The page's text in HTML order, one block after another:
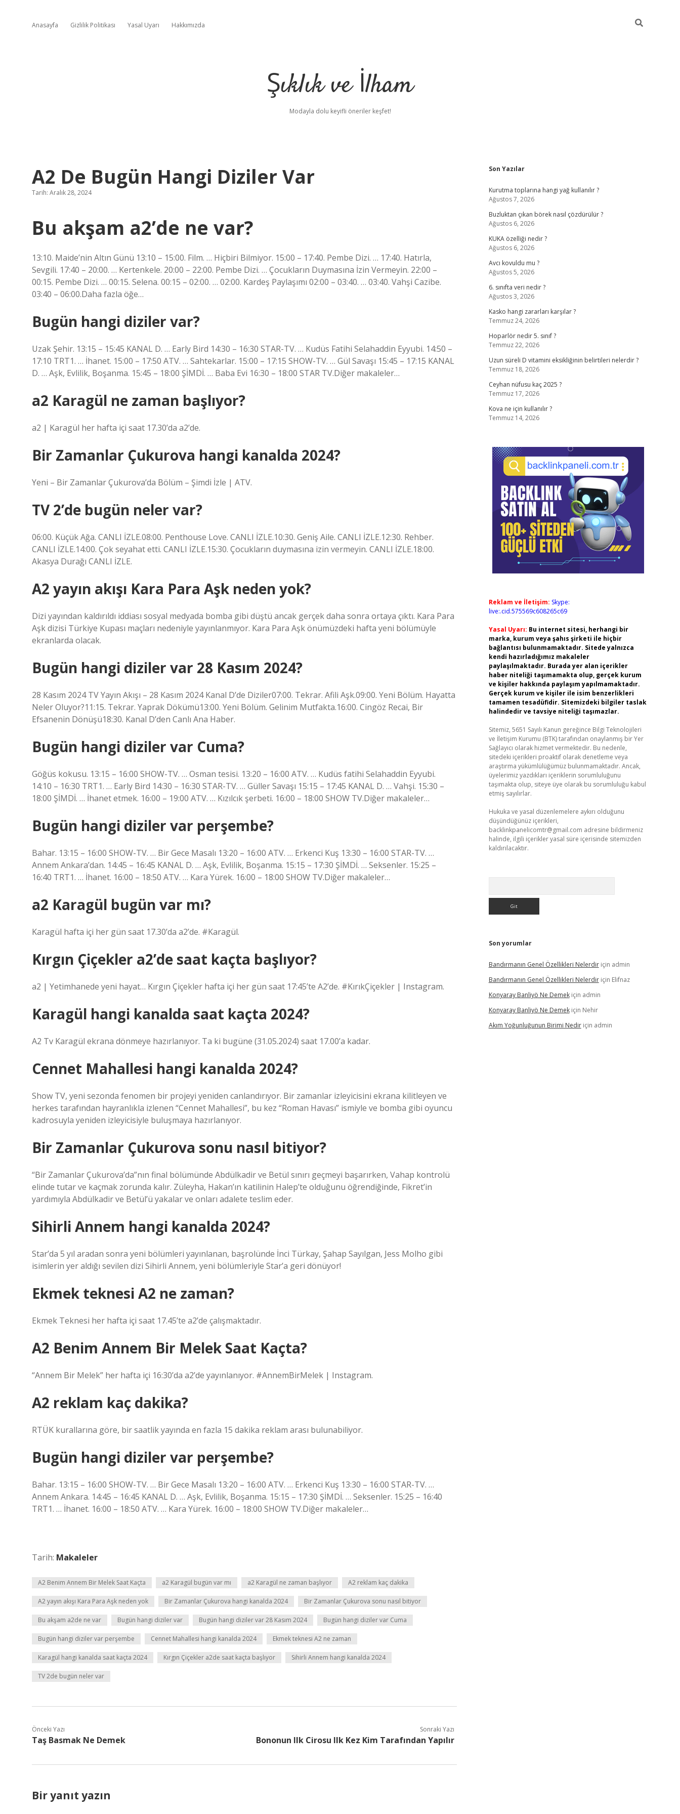
Anasayfa Gizlilik Politikası Yasal Uyarı Hakkımızda
Şıklık ve İlham
Modayla dolu keyifli öneriler keşfet!
A2 De Bugün Hangi Diziler Var
Tarih: Aralık 28, 2024
Bu akşam a2’de ne var?
13:10. Maide’nin Altın Günü 13:10 – 15:00. Film. … Hiçbiri Bilmiyor. 15:00 – 17:40. Pembe Dizi. … 17:40. Hatırla,
Sevgili. 17:40 – 20:00. … Kertenkele. 20:00 – 22:00. Pembe Dizi. … Çocukların Duymasına İzin Vermeyin. 22:00 –
00:15. Pembe Dizi. … 00:15. Selena. 00:15 – 02:00. … 02:00. Kardeş Paylaşımı 02:00 – 03:40. … 03:40. Vahşi Cazibe.
03:40 – 06:00.Daha fazla öğe…
Bugün hangi diziler var?
Uzak Şehir. 13:15 – 15:45 KANAL D. … Early Bird 14:30 – 16:30 STAR-TV. … Kudüs Fatihi Selahaddin Eyyubi. 14:50 –
17:10 TRT1. … İhanet. 15:00 – 17:50 ATV. … Sahtekarlar. 15:00 – 17:15 SHOW-TV. … Gül Savaşı 15:45 – 17:15 KANAL
D. … Aşk, Evlilik, Boşanma. 15:45 – 18:00 ŞİMDİ. … Baba Evi 16:30 – 18:00 STAR TV.Diğer makaleler…
a2 Karagül ne zaman başlıyor?
a2 | Karagül her hafta içi saat 17.30’da a2’de.
Bir Zamanlar Çukurova hangi kanalda 2024?
Yeni – Bir Zamanlar Çukurova’da Bölüm – Şimdi İzle | ATV.
TV 2’de bugün neler var?
06:00. Küçük Ağa. CANLI İZLE.08:00. Penthouse Love. CANLI İZLE.10:30. Geniş Aile. CANLI İZLE.12:30. Rehber.
CANLI İZLE.14:00. Çok seyahat etti. CANLI İZLE.15:30. Çocukların duymasına izin vermeyin. CANLI İZLE.18:00.
Akasya Durağı CANLI İZLE.
A2 yayın akışı Kara Para Aşk neden yok?
Dizi yayından kaldırıldı iddiası sosyal medyada bomba gibi düştü ancak gerçek daha sonra ortaya çıktı. Kara Para
Aşk dizisi Türkiye Kupası maçları nedeniyle yayınlanmıyor. Kara Para Aşk önümüzdeki hafta yeni bölümüyle
ekranlarda olacak.
Bugün hangi diziler var 28 Kasım 2024?
28 Kasım 2024 TV Yayın Akışı – 28 Kasım 2024 Kanal D’de Diziler07:00. Tekrar. Afili Aşk.09:00. Yeni Bölüm. Hayatta
Neler Oluyor?11:15. Tekrar. Yaprak Dökümü13:00. Yeni Bölüm. Gelinim Mutfakta.16:00. Cingöz Recai, Bir
Efsanenin Dönüşü18:30. Kanal D’den Canlı Ana Haber.
Bugün hangi diziler var Cuma?
Göğüs kokusu. 13:15 – 16:00 SHOW-TV. … Osman tesisi. 13:20 – 16:00 ATV. … Kudüs fatihi Selahaddin Eyyubi.
14:10 – 16:30 TRT1. … Early Bird 14:30 – 16:30 STAR-TV. … Güller Savaşı 15:15 – 17:45 KANAL D. … Vahşi. 15:30 –
18:00 ŞİMDİ. … İhanet etmek. 16:00 – 19:00 ATV. … Kızılcık şerbeti. 16:00 – 18:00 SHOW TV.Diğer makaleler…
Bugün hangi diziler var perşembe?
Bahar. 13:15 – 16:00 SHOW-TV. … Bir Gece Masalı 13:20 – 16:00 ATV. … Erkenci Kuş 13:30 – 16:00 STAR-TV. …
Annem Ankara’dan. 14:45 – 16:45 KANAL D. … Aşk, Evlilik, Boşanma. 15:15 – 17:30 ŞİMDİ. … Seksenler. 15:25 –
16:40 TRT1. … İhanet. 16:00 – 18:50 ATV. … Kara Yürek. 16:00 – 18:00 SHOW TV.Diğer makaleler…
a2 Karagül bugün var mı?
Karagül hafta içi her gün saat 17.30’da a2’de. #Karagül.
Kırgın Çiçekler a2’de saat kaçta başlıyor?
a2 | Yetimhanede yeni hayat… Kırgın Çiçekler hafta içi her gün saat 17:45’te A2’de. #KırıkÇiçekler | Instagram.
Karagül hangi kanalda saat kaçta 2024?
A2 Tv Karagül ekrana dönmeye hazırlanıyor. Ta ki bugüne (31.05.2024) saat 17.00’a kadar.
Cennet Mahallesi hangi kanalda 2024?
Show TV, yeni sezonda fenomen bir projeyi yeniden canlandırıyor. Bir zamanlar izleyicisini ekrana kilitleyen ve
herkes tarafından hayranlıkla izlenen “Cennet Mahallesi”, bu kez “Roman Havası” ismiyle ve bomba gibi oyuncu
kadrosuyla yeniden izleyicisiyle buluşmaya hazırlanıyor.
Bir Zamanlar Çukurova sonu nasıl bitiyor?
“Bir Zamanlar Çukurova’da”nın final bölümünde Abdülkadir ve Betül sınırı geçmeyi başarırken, Vahap kontrolü
elinde tutar ve kaçmak zorunda kalır. Züleyha, Hakan’ın katilinin Halep’te olduğunu öğrendiğinde, Fikret’in
yardımıyla Abdülkadir ve Betül’ü yakalar ve onları adalete teslim eder.
Sihirli Annem hangi kanalda 2024?
Star’da 5 yıl aradan sonra yeni bölümleri yayınlanan, başrolünde İnci Türkay, Şahap Sayılgan, Jess Molho gibi
isimlerin yer aldığı sevilen dizi Sihirli Annem, yeni bölümleriyle Star’a geri dönüyor!
Ekmek teknesi A2 ne zaman?
Ekmek Teknesi her hafta içi saat 17.45’te a2’de çalışmaktadır.
A2 Benim Annem Bir Melek Saat Kaçta?
“Annem Bir Melek” her hafta içi 16:30’da a2’de yayınlanıyor. #AnnemBirMelek | Instagram.
A2 reklam kaç dakika?
RTÜK kurallarına göre, bir saatlik yayında en fazla 15 dakika reklam arası bulunabiliyor.
Bugün hangi diziler var perşembe?
Bahar. 13:15 – 16:00 SHOW-TV. … Bir Gece Masalı 13:20 – 16:00 ATV. … Erkenci Kuş 13:30 – 16:00 STAR-TV. …
Annem Ankara. 14:45 – 16:45 KANAL D. … Aşk, Evlilik, Boşanma. 15:15 – 17:30 ŞİMDİ. … Seksenler. 15:25 – 16:40
TRT1. … İhanet. 16:00 – 18:50 ATV. … Kara Yürek. 16:00 – 18:00 SHOW TV.Diğer makaleler…
Tarih: Makaleler
A2 Benim Annem Bir Melek Saat Kaçta a2 Karagül bugün var mı a2 Karagül ne zaman başlıyor A2 reklam kaç dakika
A2 yayın akışı Kara Para Aşk neden yok Bir Zamanlar Çukurova hangi kanalda 2024 Bir Zamanlar Çukurova sonu nasıl bitiyor
Bu akşam a2de ne var Bugün hangi diziler var Bugün hangi diziler var 28 Kasım 2024 Bugün hangi diziler var Cuma
Bugün hangi diziler var perşembe Cennet Mahallesi hangi kanalda 2024 Ekmek teknesi A2 ne zaman
Karagül hangi kanalda saat kaçta 2024 Kırgın Çiçekler a2de saat kaçta başlıyor Sihirli Annem hangi kanalda 2024
TV 2de bugün neler var
Önceki Yazı
Taş Basmak Ne Demek
Sonraki Yazı
Bononun Ilk Cirosu Ilk Kez Kim Tarafından Yapılır
Bir yanıt yazın
Sidebar
Son Yazılar
Kurutma toplarına hangi yağ kullanılır ?
Ağustos 7, 2026
Buzluktan çıkan börek nasıl çözdürülür ?
Ağustos 6, 2026
KUKA özelliği nedir ?
Ağustos 6, 2026
Avcı kovuldu mu ?
Ağustos 5, 2026
6. sınıfta veri nedir ?
Ağustos 3, 2026
Kasko hangi zararları karşılar ?
Temmuz 24, 2026
Hoparlör nedir 5. sınıf ?
Temmuz 22, 2026
Uzun süreli D vitamini eksikliğinin belirtileri nelerdir ?
Temmuz 18, 2026
Ceyhan nüfusu kaç 2025 ?
Temmuz 17, 2026
Kova ne için kullanılır ?
Temmuz 14, 2026
Reklam ve İletişim: Skype:
live:.cid.575569c608265c69
Yasal Uyarı: Bu internet sitesi, herhangi bir
marka, kurum veya şahıs şirketi ile hiçbir
bağlantısı bulunmamaktadır. Sitede yalnızca
kendi hazırladığımız makaleler
paylaşılmaktadır. Burada yer alan içerikler
haber niteliği taşımamakta olup, gerçek kurum
ve kişiler hakkında paylaşım yapılmamaktadır.
Gerçek kurum ve kişiler ile isim benzerlikleri
tamamen tesadüfidir. Sitemizdeki bilgiler taslak
halindedir ve tavsiye niteliği taşımazlar.
Sitemiz, 5651 Sayılı Kanun gereğince Bilgi Teknolojileri
ve İletişim Kurumu (BTK) tarafından onaylanmış bir Yer
Sağlayıcı olarak hizmet vermektedir. Bu nedenle,
sitedeki içerikleri proaktif olarak denetleme veya
araştırma yükümlülüğümüz bulunmamaktadır. Ancak,
üyelerimiz yazdıkları içeriklerin sorumluluğunu
taşımakta olup, siteye üye olarak bu sorumluluğu kabul
etmiş sayılırlar.
Hukuka ve yasal düzenlemelere aykırı olduğunu
düşündüğünüz içerikleri,
backlinkpanelicomtr@gmail.com adresine bildirmeniz
halinde, ilgili içerikler yasal süre içerisinde sitemizden
kaldırılacaktır.
Son yorumlar
Bandırmanın Genel Özellikleri Nelerdiriçin admin
Bandırmanın Genel Özellikleri Nelerdiriçin Elifnaz
Konyaray Banliyö Ne Demekiçin admin
Konyaray Banliyö Ne Demekiçin Nehir
Akım Yoğunluğunun Birimi Nediriçin admin